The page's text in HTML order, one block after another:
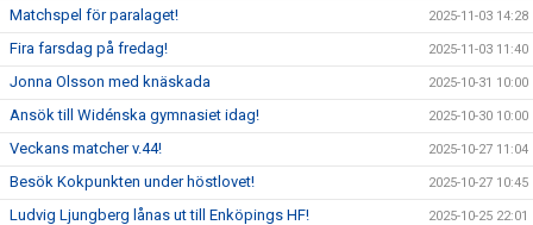
Matchspel för paralaget! 2025-11-03 14:28
Fira farsdag på fredag! 2025-11-03 11:40
Jonna Olsson med knäskada 2025-10-31 10:00
Ansök till Widénska gymnasiet idag! 2025-10-30 10:00
Veckans matcher v.44! 2025-10-27 11:04
Besök Kokpunkten under höstlovet! 2025-10-27 10:45
Ludvig Ljungberg lånas ut till Enköpings HF! 2025-10-25 22:01